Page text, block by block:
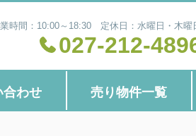
時間：10:00～18:30 定休日：水曜日・木曜
027-212-
合わせ 売り物件一覧